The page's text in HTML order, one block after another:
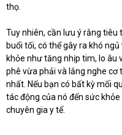
thọ.
Tuy nhiên, cần lưu ý rằng tiêu
buổi tối, có thể gây ra khó
khỏe như tăng nhịp tim, lo âu
phê vừa phải và lắng nghe cơ
nhất. Nếu bạn có bất kỳ mối
tác động của nó đến sức
chuyên gia y tế.